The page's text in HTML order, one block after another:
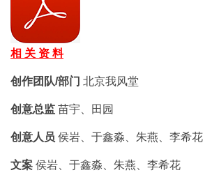
相 关 资 料
创作团队/部门 北京我风堂
创意总监 苗宇、田园
创意人员 侯岩、于鑫淼、朱燕、李希花
文案 侯岩、于鑫淼、朱燕、李希花